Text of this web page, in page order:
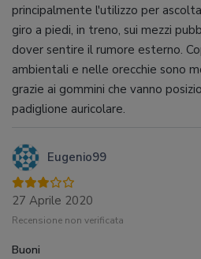
principalmente l'utilizzo per
giro a piedi, in treno, sui mezzi
dover sentire il rumore esterno.
ambientali e nelle orecchie sono
grazie ai gommini che vanno
padiglione auricolare.
Eugenio99
27 Aprile 2020
Recensione non verificata
Buoni